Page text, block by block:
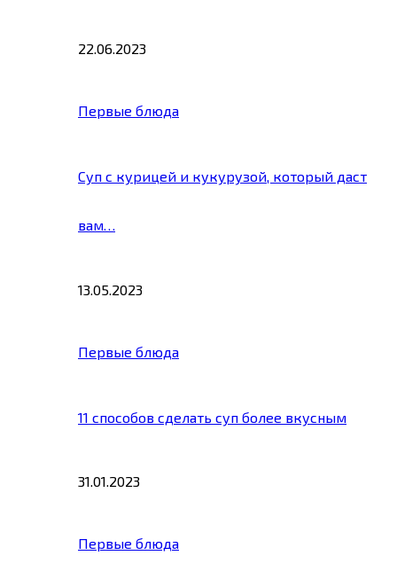
22.06.2023
Первые блюда
Суп с курицей и кукурузой, который даст
вам…
13.05.2023
Первые блюда
11 способов сделать суп более вкусным
31.01.2023
Первые блюда